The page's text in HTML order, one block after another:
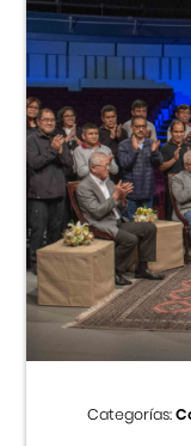
Categorías: